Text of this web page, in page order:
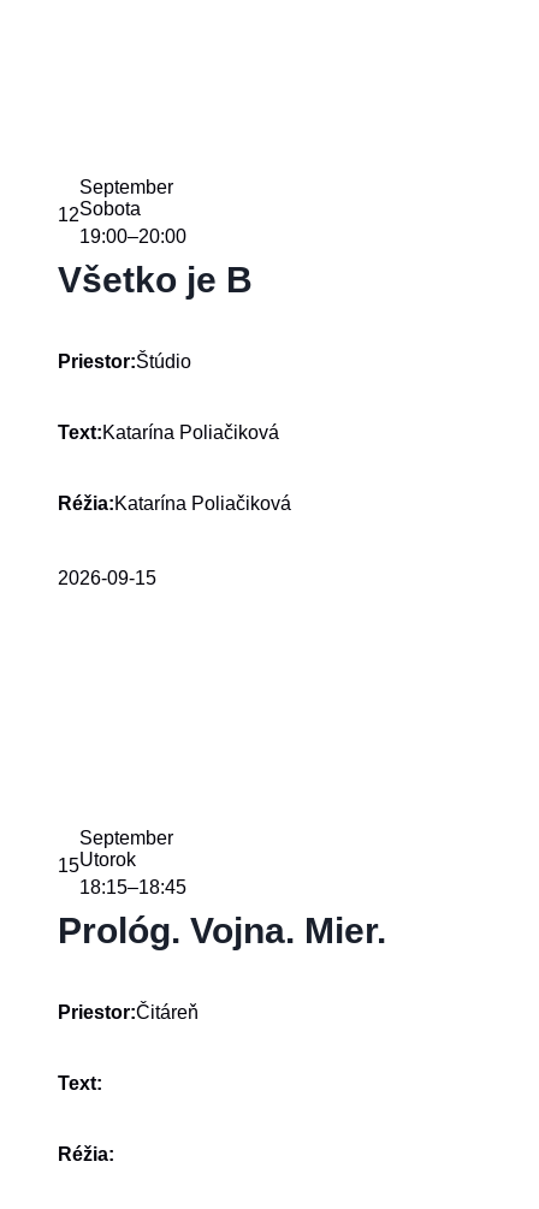
12
September
Sobota
19:00–20:00
Všetko je B
Priestor:Štúdio
Text:Katarína Poliačiková
Réžia:Katarína Poliačiková
2026-09-15
15
September
Utorok
18:15–18:45
Prológ. Vojna. Mier.
Priestor:Čitáreň
Text:
Réžia: